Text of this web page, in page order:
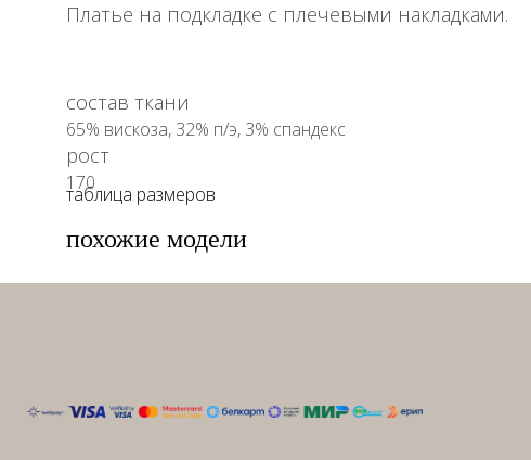
Платье на подкладке с плечевыми накладками.
состав ткани
65% вискоза, 32% п/э, 3% спандекс
рост
170
таблица размеров
похожие модели